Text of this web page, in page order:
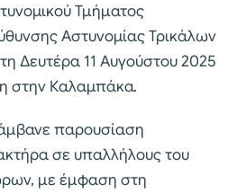
Τμήματος
Αστυνομίας Τρικάλων
Δευτέρα 11 Αυγούστου 2025
στην Καλαμπάκα.
παρουσίαση
σε υπαλλήλους του
με έμφαση στη